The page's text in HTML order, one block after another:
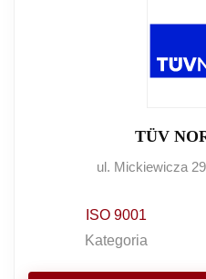
TÜV
ul. Mickiewicza
ISO 9001
Kategoria